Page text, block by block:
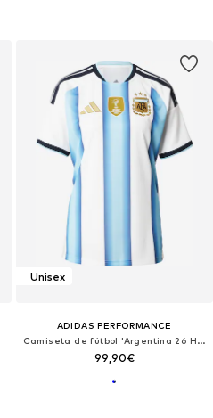
Unisex
ADIDAS PERFORMANCE
Camiseta de fútbol 'Argentina 26 Home'
99,90€